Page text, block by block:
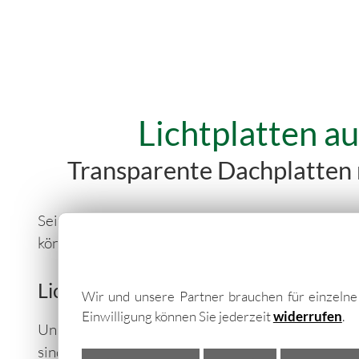
Lichtplatten
Transparente
Seit 2018 neu im Programm – PVC Lichtplatten
können wir der erhöhten Kundennachfrage
Lichtplatten – die Lichtdurchlässige
Unsere PVC Lichtelemente sind hoch
sind diese erhört schlagzäh und
Wir und unsere Partner brauchen für einzelne
Einwilligung können Sie jederzeitwiderrufen.